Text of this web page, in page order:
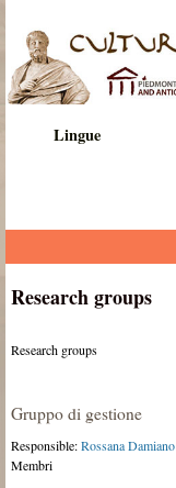
Cultural
Heritage
Lingue
Research groups
Research groups
Gruppo di gestione
Responsible:Rossana Damiano
Membri